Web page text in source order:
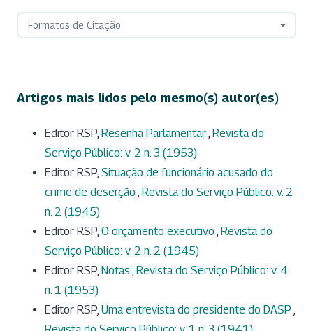
Formatos de Citação
Artigos mais lidos pelo mesmo(s) autor(es)
Editor RSP, Resenha Parlamentar, Revista do
Serviço Público: v. 2 n. 3 (1953)
Editor RSP, Situação de funcionário acusado do
crime de deserção , Revista do Serviço Público: v. 2
n. 2 (1945)
Editor RSP, O orçamento executivo , Revista do
Serviço Público: v. 2 n. 2 (1945)
Editor RSP, Notas , Revista do Serviço Público: v. 4
n. 1 (1953)
Editor RSP, Uma entrevista do presidente do DASP ,